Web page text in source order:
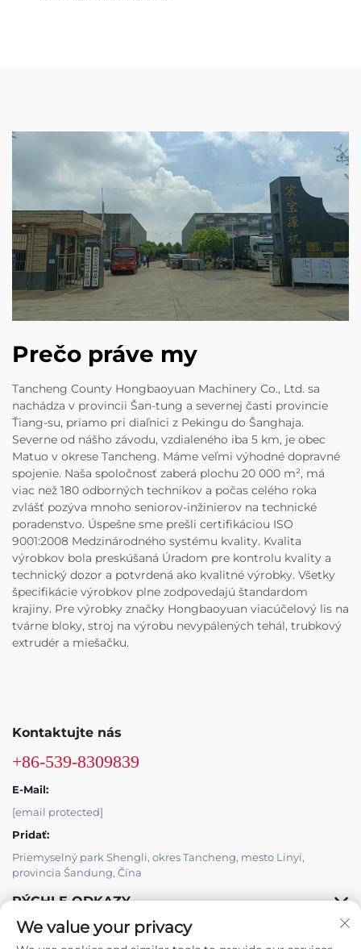
Prečo práve my
Tancheng County Hongbaoyuan Machinery Co., Ltd. sa
nachádza v provincii Šan-tung a severnej časti provincie
Ťiang-su, priamo pri diaľnici z Pekingu do Šanghaja.
Severne od nášho závodu, vzdialeného iba 5 km, je obec
Matuo v okrese Tancheng. Máme veľmi výhodné dopravné
spojenie. Naša spoločnosť zaberá plochu 20 000 m², má
viac než 180 odborných technikov a počas celého roka
zvlášť pozýva mnoho seniorov-inžinierov na technické
poradenstvo. Úspešne sme prešli certifikáciou ISO
9001:2008 Medzinárodného systému kvality. Kvalita
výrobkov bola preskúšaná Úradom pre kontrolu kvality a
technický dozor a potvrdená ako kvalitné výrobky. Všetky
špecifikácie výrobkov plne zodpovedajú štandardom
krajiny. Pre výrobky značky Hongbaoyuan viacúčelový lis na
tvárne bloky, stroj na výrobu nevypálených tehál, trubkový
extrudér a miešačku.
Kontaktujte nás
+86-539-8309839
E-Mail:
[email protected]
Pridať:
Priemyselný park Shengli, okres Tancheng, mesto Linyi,
provincia Šandung, Čína
RÝCHLE ODKAZY
PRODUKTY
We value your privacy